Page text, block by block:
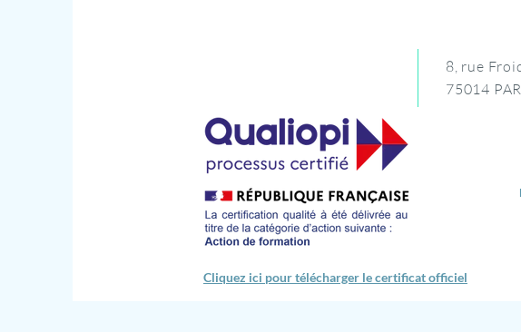
8, rue
75014
Cliquez ici pour télécharger le certificat officiel